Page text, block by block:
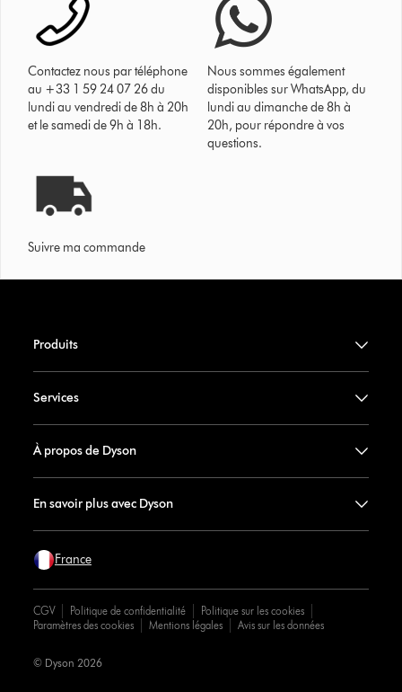
Contactez nous par téléphone
au +33 1 59 24 07 26 du
lundi au vendredi de 8h à 20h
et le samedi de 9h à 18h.
Nous sommes également
disponibles sur WhatsApp, du
lundi au dimanche de 8h à
20h, pour répondre à vos
questions.
Suivre ma commande
Produits
Services
À propos de Dyson
En savoir plus avec Dyson
France
CGV Politique de confidentialité
Politique sur les cookies
Paramètres des cookies
Mentions légales Avis sur les données
© Dyson 2026